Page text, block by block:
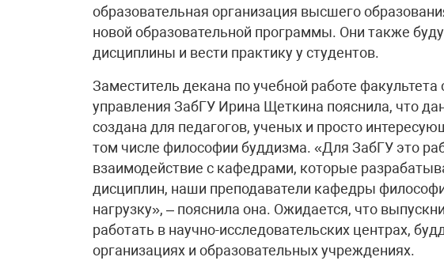
образовательная организация высшего
новой образовательной программы. Они также
дисциплины и вести практику у студентов.
Заместитель декана по учебной работе факультета
управления ЗабГУ Ирина Щеткина пояснила, что
создана для педагогов, ученых и просто
том числе философии буддизма. «Для ЗабГУ это
взаимодействие с кафедрами, которые
дисциплин, наши преподаватели кафедры
нагрузку», – пояснила она. Ожидается, что
работать в научно-исследовательских центрах,
организациях и образовательных учреждениях.